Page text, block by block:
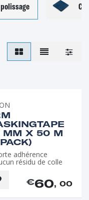
MM X 50 M
adhérence
résidu de colle
€60, 00